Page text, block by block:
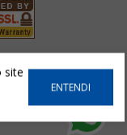
site
ENTENDI